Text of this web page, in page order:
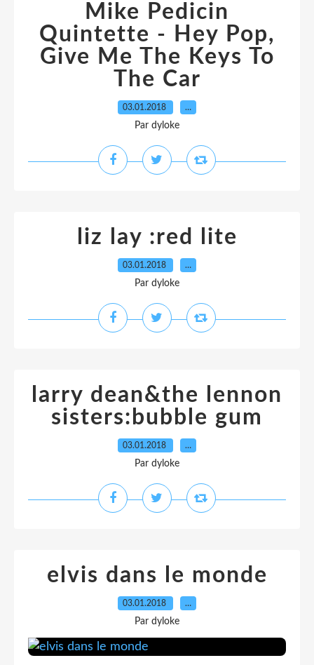
Mike Pedicin
Quintette - Hey Pop,
Give Me The Keys To
The Car
03.01.2018 …
Par dyloke
liz lay :red lite
03.01.2018 …
Par dyloke
larry dean&the lennon
sisters:bubble gum
03.01.2018 …
Par dyloke
elvis dans le monde
03.01.2018 …
Par dyloke